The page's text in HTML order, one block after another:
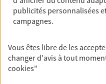
publicités personnalisées
campagnes.
Vous êtes libre de les
changer d'avis à tout
cookies"